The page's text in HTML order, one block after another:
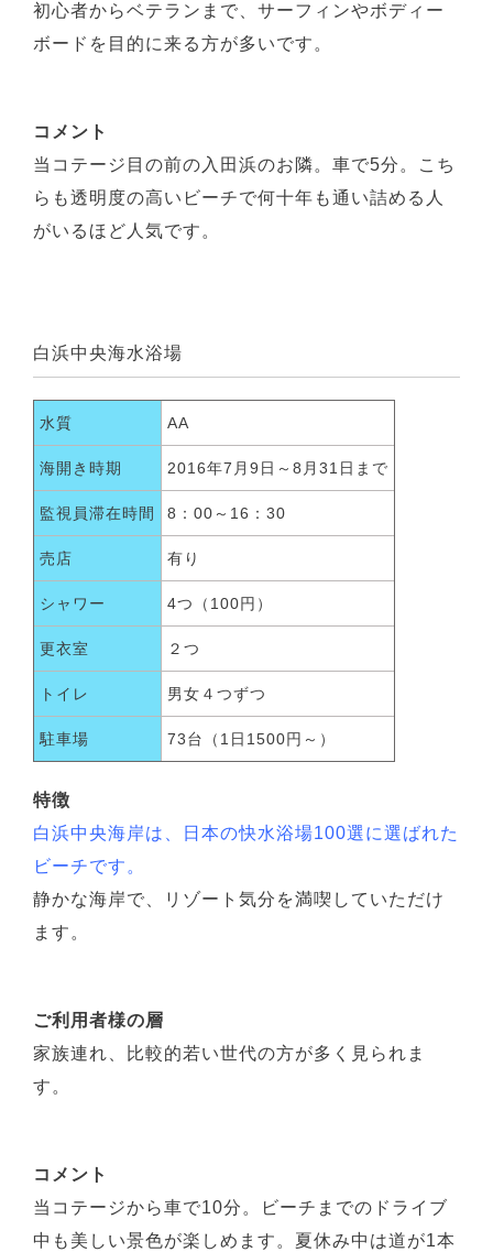
初心者からベテランまで、サーフィンやボディー
ボードを目的に来る方が多いです。
コメント
当コテージ目の前の入田浜のお隣。車で5分。こち
らも透明度の高いビーチで何十年も通い詰める人
がいるほど人気です。
白浜中央海水浴場
水質 AA
海開き時期 2016年7月9日～8月31日まで
監視員滞在時間 8：00～16：30
売店 有り
シャワー 4つ（100円）
更衣室 ２つ
トイレ 男女４つずつ
駐車場 73台（1日1500円～）
特徴
白浜中央海岸は、日本の快水浴場100選に選ばれた
ビーチです。
静かな海岸で、リゾート気分を満喫していただけ
ます。
ご利用者様の層
家族連れ、比較的若い世代の方が多く見られま
す。
コメント
当コテージから車で10分。ビーチまでのドライブ
中も美しい景色が楽しめます。夏休み中は道が1本